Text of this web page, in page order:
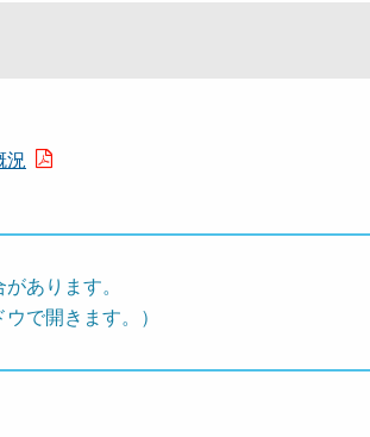
況
あります。
ウで開きます。）